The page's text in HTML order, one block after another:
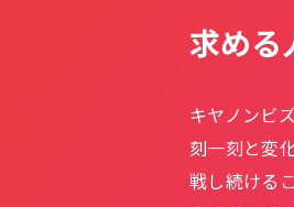
求める
キヤノンビ
刻一刻と変
戦し続ける